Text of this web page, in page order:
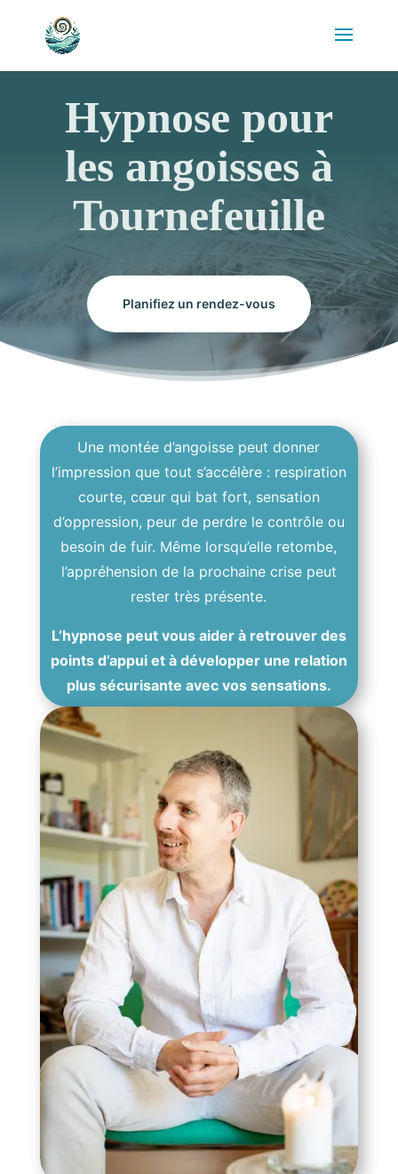
Hypnose pour
les angoisses à
Tournefeuille
Planifiez un rendez-vous
Une montée d’angoisse peut donner
l’impression que tout s’accélère : respiration
courte, cœur qui bat fort, sensation
d’oppression, peur de perdre le contrôle ou
besoin de fuir. Même lorsqu’elle retombe,
l’appréhension de la prochaine crise peut
rester très présente.
L’hypnose peut vous aider à retrouver des
points d’appui et à développer une relation
plus sécurisante avec vos sensations.